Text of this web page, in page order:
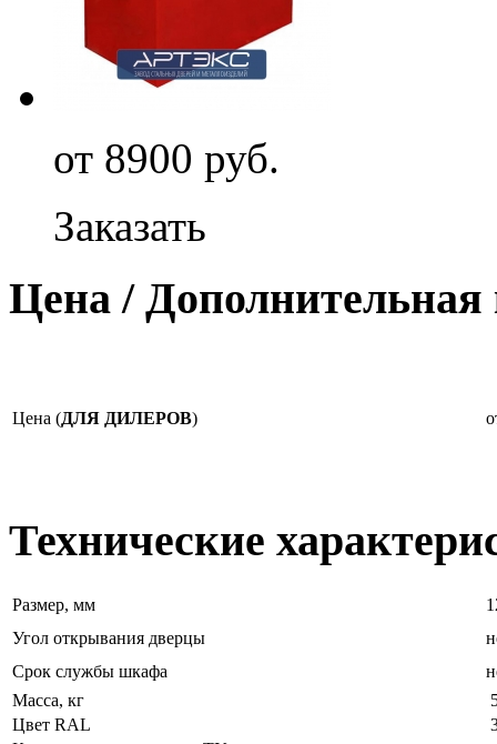
от 8900 руб.
Заказать
Цена /
Цена (ДЛЯ ДИЛЕРОВ)
Технические
Размер, мм
Угол открывания дверцы
Срок службы шкафа
Масса, кг
Цвет RAL